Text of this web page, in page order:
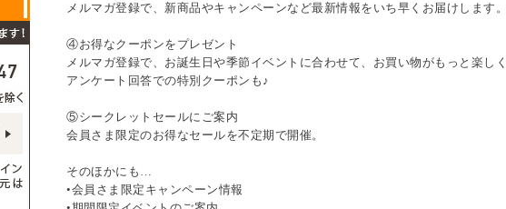
メルマガ登録で、新商品やキャンペーンなど最新情報をいち早くお届けします。
④お得なクーポンをプレゼント
メルマガ登録で、お誕生日や季節イベントに合わせて、お買い物がもっと楽し
アンケート回答での特別クーポンも♪
⑤シークレットセールにご案内
会員さま限定のお得なセールを不定期で開催。
そのほかにも…
•会員さま限定キャンペーン情報